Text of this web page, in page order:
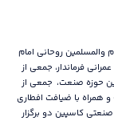
والمسلمین روحانی امام
فرماندار، جمعی از
حوزه صنعت، جمعی از
همراه با ضیافت افطاری
کاسپین دو برگزار